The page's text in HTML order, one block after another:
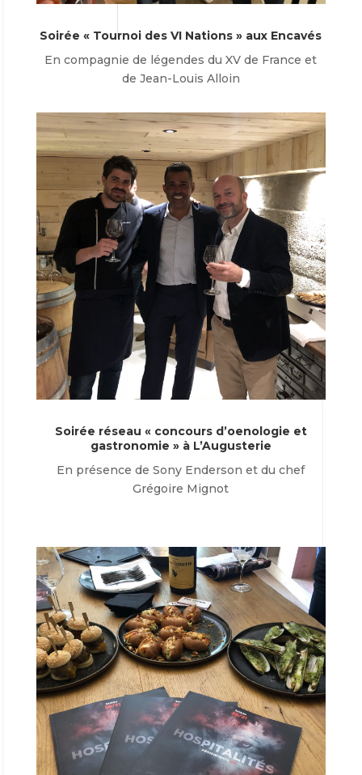
Soirée « Tournoi des VI Nations » aux Encavés
En compagnie de légendes du XV de France et
de Jean-Louis Alloin
Soirée réseau « concours d’oenologie et
gastronomie » à L’Augusterie
En présence de Sony Enderson et du chef
Grégoire Mignot